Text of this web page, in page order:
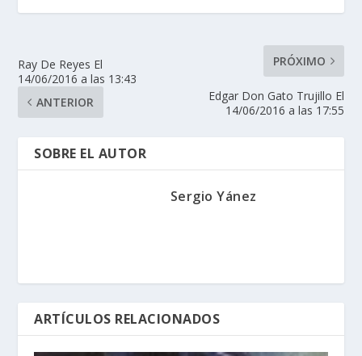
Ray De Reyes El
14/06/2016 a las 13:43
ANTERIOR
PRÓXIMO
Edgar Don Gato Trujillo El
14/06/2016 a las 17:55
SOBRE EL AUTOR
Sergio Yánez
ARTÍCULOS RELACIONADOS